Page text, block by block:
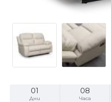
01
Дни
08
Часа